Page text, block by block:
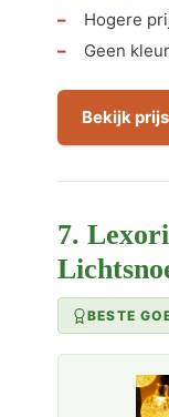
Hogere
Geen
Bekijk
7.
BESTE